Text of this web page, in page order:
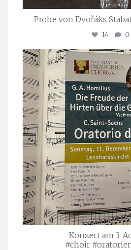
Probe von Dvořáks
14 0
Nov. 29
Konzert am 3.
#choir